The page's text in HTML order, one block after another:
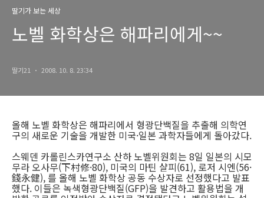
딸기가 보는 세상
노벨 화학상은 해파리에게~~
딸기21 2008. 10. 8. 23:34
올해 노벨 화학상은 해파리에서 형광단백질을 추출해 의학연
구의 새로운 기술을 개발한 미국·일본 과학자들에게 돌아갔다.
스웨덴 카롤린스카연구소 산하 노벨위원회는 8일 일본의 시모
무라 오사무(下村修·80), 미국의 마틴 샬피(61), 로저 시엔(56·
錢永健), 를 올해 노벨 화학상 공동 수상자로 선정했다고 발표
했다. 이들은 녹색형광단백질(GFP)을 발견하고 활용법을 개